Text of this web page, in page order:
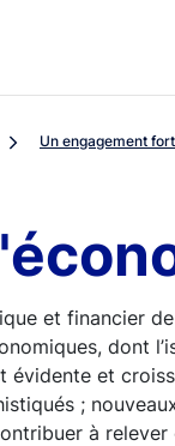
Un engagement
et financier
dont
évidente et
;
à